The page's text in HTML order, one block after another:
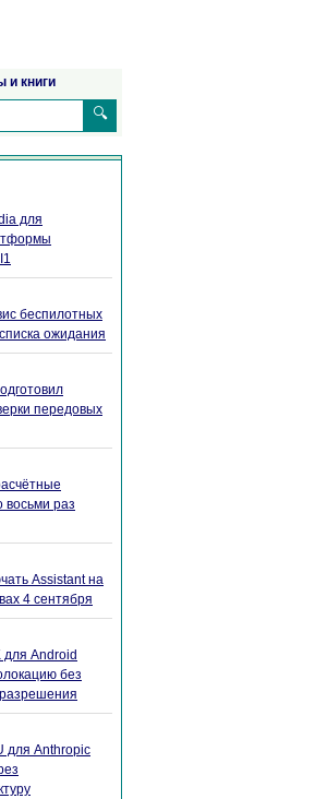
и книги
🔍
для
беспилотных
ожидания
передовых
восьми раз
Assistant на
4 сентября
для Android
без
для Anthropic